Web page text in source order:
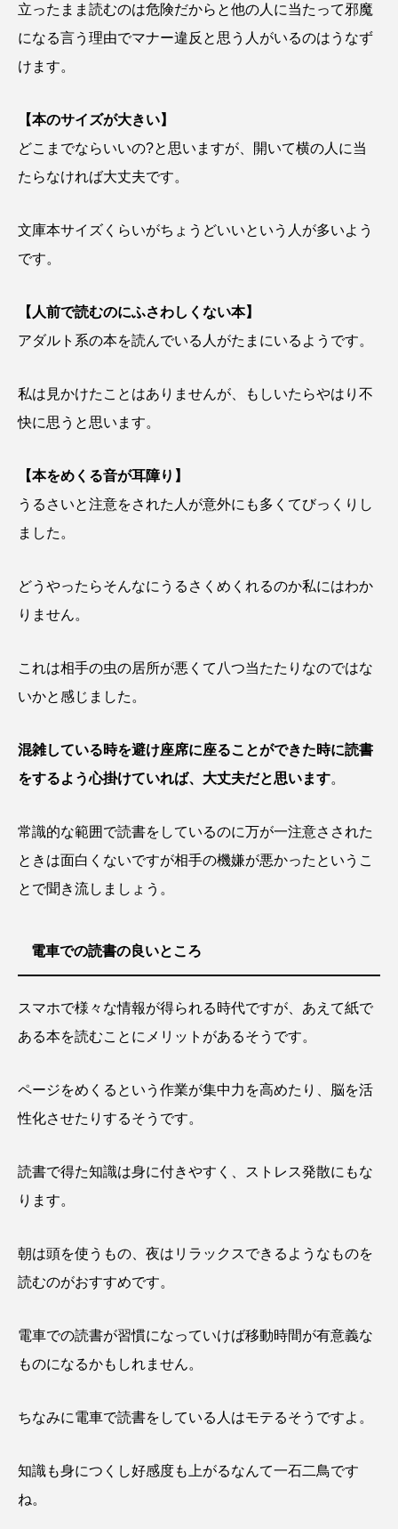
立ったまま読むのは危険だからと他の人に当たって邪魔
になる言う理由でマナー違反と思う人がいるのはうなず
けます。
【本のサイズが大きい】
どこまでならいいの?と思いますが、開いて横の人に当
たらなければ大丈夫です。
文庫本サイズくらいがちょうどいいという人が多いよう
です。
【人前で読むのにふさわしくない本】
アダルト系の本を読んでいる人がたまにいるようです。
私は見かけたことはありませんが、もしいたらやはり不
快に思うと思います。
【本をめくる音が耳障り】
うるさいと注意をされた人が意外にも多くてびっくりし
ました。
どうやったらそんなにうるさくめくれるのか私にはわか
りません。
これは相手の虫の居所が悪くて八つ当たたりなのではな
いかと感じました。
混雑している時を避け座席に座ることができた時に読書
をするよう心掛けていれば、大丈夫だと思います。
常識的な範囲で読書をしているのに万が一注意さされた
ときは面白くないですが相手の機嫌が悪かったというこ
とで聞き流しましょう。
電車での読書の良いところ
スマホで様々な情報が得られる時代ですが、あえて紙で
ある本を読むことにメリットがあるそうです。
ページをめくるという作業が集中力を高めたり、脳を活
性化させたりするそうです。
読書で得た知識は身に付きやすく、ストレス発散にもな
ります。
朝は頭を使うもの、夜はリラックスできるようなものを
読むのがおすすめです。
電車での読書が習慣になっていけば移動時間が有意義な
ものになるかもしれません。
ちなみに電車で読書をしている人はモテるそうですよ。
知識も身につくし好感度も上がるなんて一石二鳥です
ね。